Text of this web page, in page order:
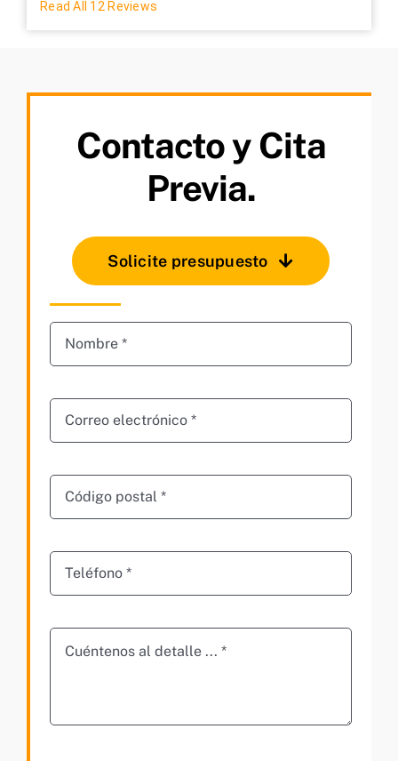
Read All 12 Reviews
Contacto y Cita
Previa.
Solicite presupuesto